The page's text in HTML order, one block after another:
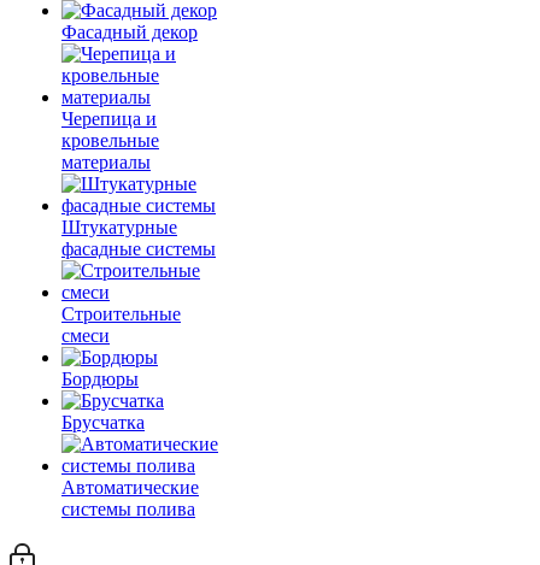
Фасадный декор
Черепица и
кровельные
материалы
Штукатурные
фасадные системы
Строительные
смеси
Бордюры
Брусчатка
Автоматические
системы полива